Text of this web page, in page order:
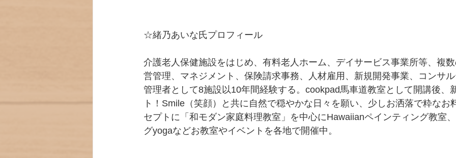
☆緒乃あいな氏プロフィール
介護老人保健施設をはじめ、有料老人ホーム、デイサービス事業所等、複
営管理、マネジメント、保険請求事務、人材雇用、新規開発事業、コンサ
管理者として8施設以10年間経験する。cookpad馬車道教室として開講後、
ト！Smile（笑顔）と共に自然で穏やかな日々を願い、少しお洒落で粋なお
セプトに「和モダン家庭料理教室」を中心にHawaiianペインティング教室
グyogaなどお教室やイベントを各地で開催中。